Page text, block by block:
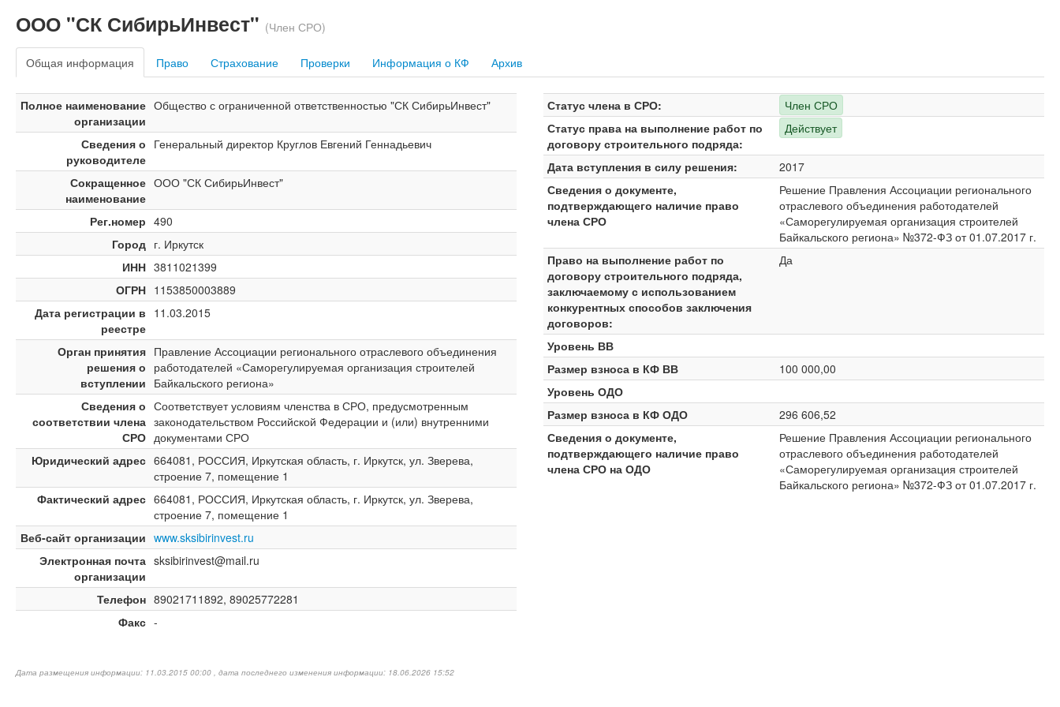
ООО "СК СибирьИнвест" (Член СРО)
Общая информация Право Страхование Проверки Информация о КФ Архив
Полное наименование
организации
Общество с ограниченной ответственностью "СК СибирьИнвест"
Сведения о
руководителе
Генеральный директор Круглов Евгений Геннадьевич
Сокращенное
наименование
ООО "СК СибирьИнвест"
Рег.номер 490
Город г. Иркутск
ИНН 3811021399
ОГРН 1153850003889
Дата регистрации в
реестре
11.03.2015
Орган принятия
решения о
вступлении
Правление Ассоциации регионального отраслевого объединения
работодателей «Саморегулируемая организация строителей
Байкальского региона»
Сведения о
соответствии члена
СРО
Соответствует условиям членства в СРО, предусмотренным
законодательством Российской Федерации и (или) внутренними
документами СРО
Юридический адрес 664081, РОССИЯ, Иркутская область, г. Иркутск, ул. Зверева,
строение 7, помещение 1
Фактический адрес 664081, РОССИЯ, Иркутская область, г. Иркутск, ул. Зверева,
строение 7, помещение 1
Веб-сайт организации www.sksibirinvest.ru
Электронная почта
организации
sksibirinvest@mail.ru
Телефон 89021711892, 89025772281
Факс -
Статус члена в СРО:
Член СРО
Статус права на выполнение работ по
договору строительного подряда:
Действует
Дата вступления в силу решения:
2017
Сведения о документе,
подтверждающего наличие право
члена СРО
Решение Правления Ассоциации регионального
отраслевого объединения работодателей
«Саморегулируемая организация строителей
Байкальского региона» №372-ФЗ от 01.07.2017 г.
Право на выполнение работ по
договору строительного подряда,
заключаемому с использованием
конкурентных способов заключения
договоров:
Да
Уровень ВВ
Размер взноса в КФ ВВ
100 000,00
Уровень ОДО
Размер взноса в КФ ОДО
296 606,52
Сведения о документе,
подтверждающего наличие право
члена СРО на ОДО
Решение Правления Ассоциации регионального
отраслевого объединения работодателей
«Саморегулируемая организация строителей
Байкальского региона» №372-ФЗ от 01.07.2017 г.
Дата размещения информации: 11.03.2015 00:00 , дата последнего изменения информации: 18.06.2026 15:52